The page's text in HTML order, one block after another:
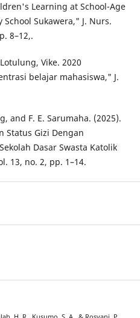
Learning at School-Age
Sukawera," J. Nurs.
8–12,.
Vike. 2020
belajar mahasiswa," J.
and F. E. Sarumaha. (2025).
Status Gizi Dengan
Dasar Swasta Katolik
13, no. 2, pp. 1–14.